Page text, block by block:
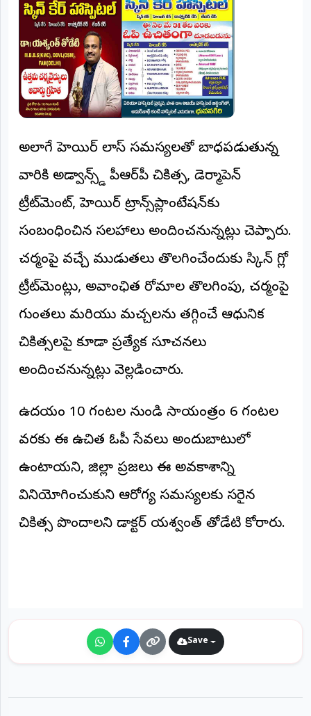
అలాగే హెయిర్ లాస్ సమస్యలతో బాధపడుతున్న
వారికి అడ్వాన్స్డ్ పీఆర్‌పీ చికిత్స, డెర్మాపెన్
ట్రీట్‌మెంట్, హెయిర్ ట్రాన్స్‌ప్లాంటేషన్‌కు
సంబంధించిన సలహాలు అందించనున్నట్లు చెప్పారు.
చర్మంపై వచ్చే ముడుతలు తొలగించేందుకు స్కిన్ గ్లో
ట్రీట్‌మెంట్లు, అవాంఛిత రోమాల తొలగింపు, చర్మంపై
గుంతలు మరియు మచ్చలను తగ్గించే ఆధునిక
చికిత్సలపై కూడా ప్రత్యేక సూచనలు
అందించనున్నట్లు వెల్లడించారు.
ఉదయం 10 గంటల నుండి సాయంత్రం 6 గంటల
వరకు ఈ ఉచిత ఓపీ సేవలు అందుబాటులో
ఉంటాయని, జిల్లా ప్రజలు ఈ అవకాశాన్ని
వినియోగించుకుని ఆరోగ్య సమస్యలకు సరైన
చికిత్స పొందాలని డాక్టర్ యశ్వంత్ తోడేటి కోరారు.
Save